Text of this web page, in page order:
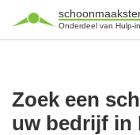
Onderdeel van Hulp-
Zoek een
uw bedrijf in